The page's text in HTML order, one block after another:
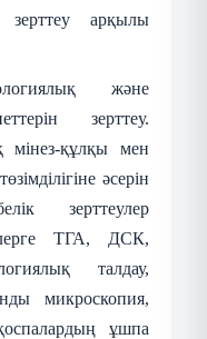
арқылы
және
зерттеу.
мінез-құлқы мен
әсерін
зерттеулер
ТГА, ДСК,
талдау,
микроскопия,
ұшпа